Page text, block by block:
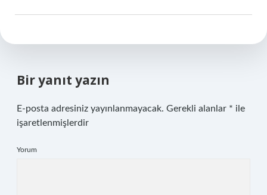
Bir yanıt yazın
E-posta adresiniz yayınlanmayacak. Gerekli alanlar * ile
işaretlenmişlerdir
Yorum